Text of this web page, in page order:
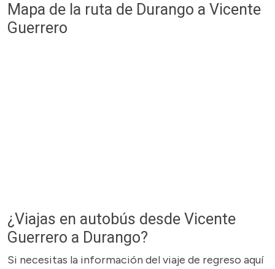
Mapa de la ruta de Durango a Vicente
Guerrero
¿Viajas en autobús desde Vicente
Guerrero a Durango?
Si necesitas la información del viaje de regreso aquí